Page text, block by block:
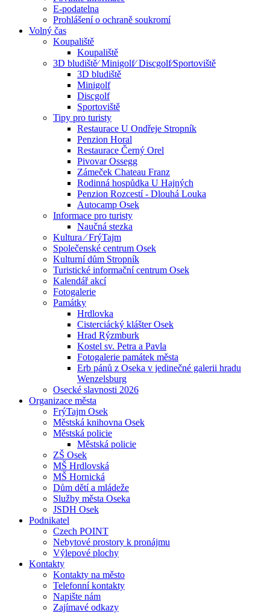
E-podatelna
Prohlášení o ochraně soukromí
Volný čas
Koupaliště
Koupaliště
3D bludiště⁄ Minigolf⁄ Discgolf⁄Sportoviště
3D bludiště
Minigolf
Discgolf
Sportoviště
Tipy pro turisty
Restaurace U Ondřeje Stropník
Penzion Horal
Restaurace Černý Orel
Pivovar Ossegg
Zámeček Chateau Franz
Rodinná hospůdka U Hajných
Penzion Rozcestí - Dlouhá Louka
Autocamp Osek
Informace pro turisty
Naučná stezka
Kultura ⁄ FrýTajm
Společenské centrum Osek
Kulturní dům Stropník
Turistické informační centrum Osek
Kalendář akcí
Fotogalerie
Památky
Hrdlovka
Cisterciácký klášter Osek
Hrad Rýzmburk
Kostel sv. Petra a Pavla
Fotogalerie památek města
Erb pánů z Oseka v jedinečné galerii hradu
Wenzelsburg
Osecké slavnosti 2026
Organizace města
FrýTajm Osek
Městská knihovna Osek
Městská policie
Městská policie
ZŠ Osek
MŠ Hrdlovská
MŠ Hornická
Dům dětí a mládeže
Služby města Oseka
JSDH Osek
Podnikatel
Czech POINT
Nebytové prostory k pronájmu
Výlepové plochy
Kontakty
Kontakty na město
Telefonní kontakty
Napište nám
Zajímavé odkazy